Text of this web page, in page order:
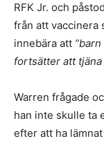
RFK Jr. och
från att vaccinera
innebära att
fortsätter att tjäna
Warren frågade
han inte skulle ta
efter att ha